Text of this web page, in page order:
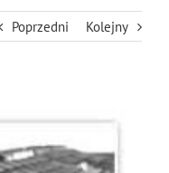
Poprzedni Kolejny